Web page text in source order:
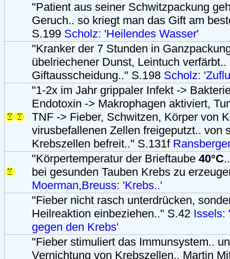
"Patient aus seiner Schwitzpackung
Geruch.. so kriegt man das Gift am
S.199 Scholz: 'Heilendes Wasser'
"Kranker der 7 Stunden in
übelriechener Dunst, Leintuch verfärbt..
Giftausscheidung.." S.198 Scholz:
"1-2x im Jahr grippaler Infekt ->
Endotoxin -> Makrophagen aktiviert,
TNF -> Fieber, Schwitzen, Körper von
virusbefallenen Zellen freigeputzt.. von
Krebszellen befreit.." S.131f
"Körpertemperatur der Brieftaube 40°C
bei gesunden Tauben Krebs zu
Moerman,Breuss: 'Krebs..'
"Fieber nicht rasch unterdrücken,
Heilreaktion einbeziehen.." S.42 Issels:
gegen den Krebs'
"Fieber stimuliert das Immunsystem..
Vernichtung von Krebszellen.. Martin